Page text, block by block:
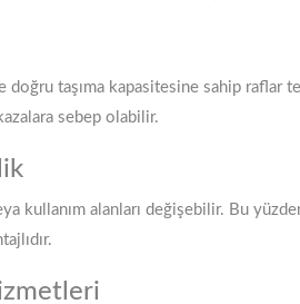
doğru taşıma kapasitesine sahip
sebep olabilir.
kullanım alanları değişebilir. Bu